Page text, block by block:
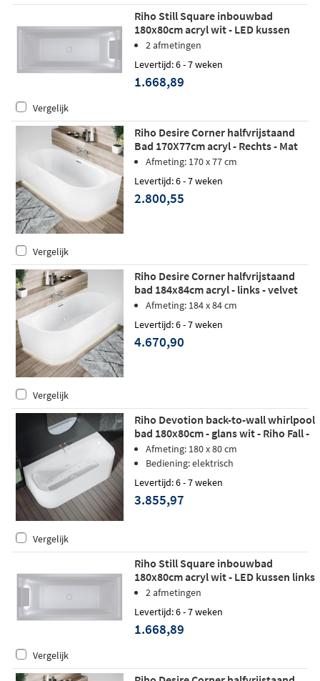
Riho Still Square inbouwbad
180x80cm acryl wit - LED kussen
rechts - Fall
2 afmetingen
Levertijd: 6 - 7 weken
1.668,89
Vergelijk
Riho Desire Corner halfvrijstaand
Bad 170X77cm acryl - Rechts - Mat
Wit - LED verlichting
Afmeting: 170 x 77 cm
Levertijd: 6 - 7 weken
2.800,55
Vergelijk
Riho Desire Corner halfvrijstaand
bad 184x84cm acryl - links - velvet
wit - Sparkle Mood - LED verlichting
Afmeting: 184 x 84 cm
Levertijd: 6 - 7 weken
4.670,90
Vergelijk
Riho Devotion back-to-wall whirlpool
bad 180x80cm - glans wit - Riho Fall -
Sparkle Mood
Afmeting: 180 x 80 cm
Bediening: elektrisch
Levertijd: 6 - 7 weken
3.855,97
Vergelijk
Riho Still Square inbouwbad
180x80cm acryl wit - LED kussen links
- Fall2 afmetingen
Levertijd: 6 - 7 weken
1.668,89
Vergelijk